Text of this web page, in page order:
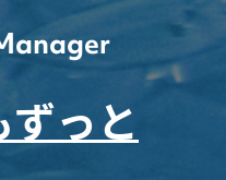
っと